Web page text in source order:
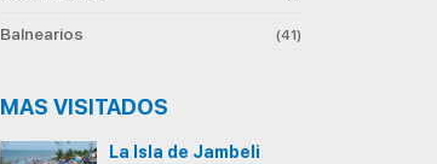
Balnearios (41)
MAS VISITADOS
La Isla de Jambeli